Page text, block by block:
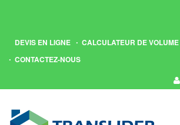
DEVIS EN LIGNE
CALCULATEUR DE VOLUME
CONTACTEZ-NOUS